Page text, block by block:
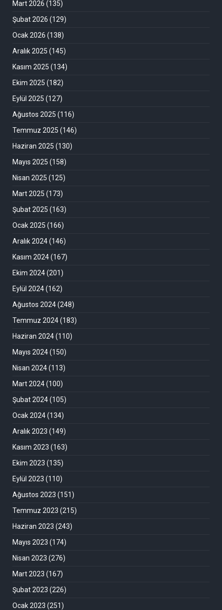
Mart 2026 (135)
Şubat 2026 (129)
Ocak 2026 (138)
Aralık 2025 (145)
Kasım 2025 (134)
Ekim 2025 (182)
Eylül 2025 (127)
Ağustos 2025 (116)
Temmuz 2025 (146)
Haziran 2025 (130)
Mayıs 2025 (158)
Nisan 2025 (125)
Mart 2025 (173)
Şubat 2025 (163)
Ocak 2025 (166)
Aralık 2024(146)
Kasım 2024(167)
Ekim 2024(201)
Eylül 2024(162)
Ağustos 2024(248)
Temmuz 2024(183)
Haziran 2024(110)
Mayıs 2024(150)
Nisan 2024(113)
Mart 2024(100)
Şubat 2024(105)
Ocak 2024(134)
Aralık 2023 (149)
Kasım 2023 (163)
Ekim 2023 (135)
Eylül 2023 (110)
Ağustos 2023 (151)
Temmuz 2023 (215)
Haziran 2023 (243)
Mayıs 2023 (174)
Nisan 2023 (276)
Mart 2023 (167)
Şubat 2023 (226)
Ocak 2023 (251)